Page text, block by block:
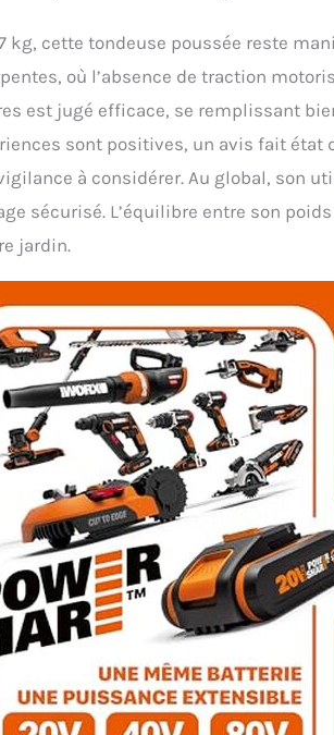
kg, cette tondeuse poussée reste
où l’absence de traction
est jugé efficace, se remplissant
sont positives, un avis fait état
à considérer. Au global, son
sécurisé. L’équilibre entre son
jardin.